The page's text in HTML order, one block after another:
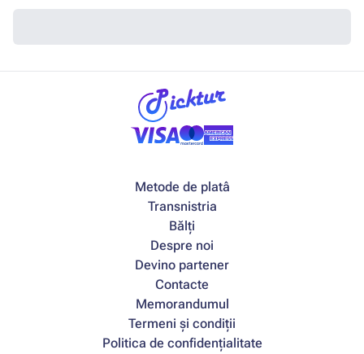
Metode de platâ
Transnistria
Bălți
Despre noi
Devino partener
Contacte
Memorandumul
Termeni și condiții
Politica de confidențialitate